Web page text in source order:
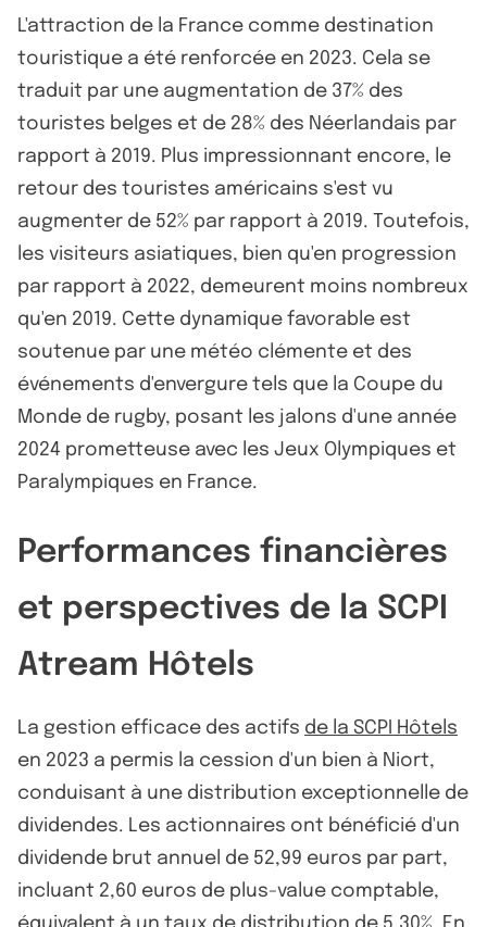
L'attraction de la France comme destination
touristique a été renforcée en 2023. Cela se
traduit par une augmentation de 37% des
touristes belges et de 28% des Néerlandais par
rapport à 2019. Plus impressionnant encore, le
retour des touristes américains s'est vu
augmenter de 52% par rapport à 2019. Toutefois,
les visiteurs asiatiques, bien qu'en progression
par rapport à 2022, demeurent moins nombreux
qu'en 2019. Cette dynamique favorable est
soutenue par une météo clémente et des
événements d'envergure tels que la Coupe du
Monde de rugby, posant les jalons d'une année
2024 prometteuse avec les Jeux Olympiques et
Paralympiques en France.
Performances financières
et perspectives de la SCPI
Atream Hôtels
La gestion efficace des actifs de la SCPI Hôtels
en 2023 a permis la cession d'un bien à Niort,
conduisant à une distribution exceptionnelle de
dividendes. Les actionnaires ont bénéficié d'un
dividende brut annuel de 52,99 euros par part,
incluant 2,60 euros de plus-value comptable,